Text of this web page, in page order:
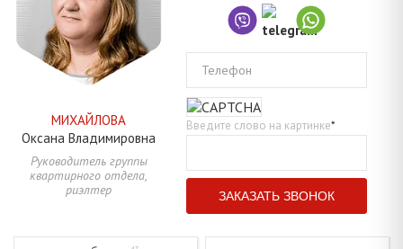
МИХАЙЛОВА
Оксана Владимировна
Руководитель группы
квартирного отдела,
риэлтер
Телефон
Введите слово на картинке*